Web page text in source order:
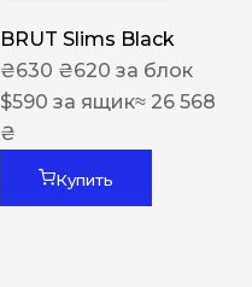
BRUT Slims Black
₴630 ₴620 за блок
$590 за ящик≈ 26 568
₴
Купить